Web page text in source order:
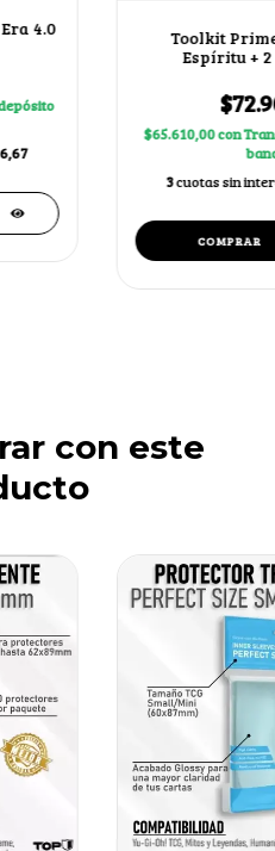
4.0
Toolkit
Espíritu + 2
$65.610,00con
3cuotas sin
con este